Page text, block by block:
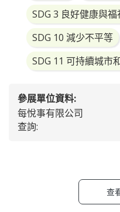
SDG 3 良好健康與福
SDG 10 減少不平等
SDG 11 可持續城市
參展單位資料:
每悅事有限公司
查詢:
查